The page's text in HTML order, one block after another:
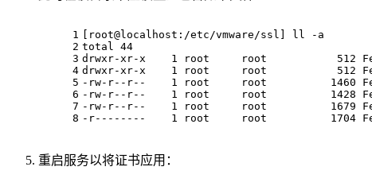
1
2
3
4
5
6
7
8
[root@localhost:/etc/vmware/ssl] ll -a
total 44
drwxr-xr-x    1 root     root           512
drwxr-xr-x    1 root     root           512
-rw-r--r--    1 root     root          1460
-rw-r--r--    1 root     root          1428
-rw-r--r--    1 root     root          1679
-r--------    1 root     root          1704 Feb
重启服务以将证书应用：